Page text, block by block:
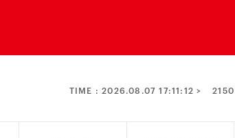
TIME :2026.08.07 17:11:13 > 2150